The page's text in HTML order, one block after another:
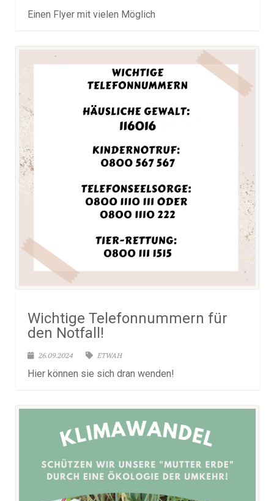
Einen Flyer mit vielen Möglich
Wichtige Telefonnummern für
den Notfall!
26.09.2024 ETWAH
Hier können sie sich dran wenden!